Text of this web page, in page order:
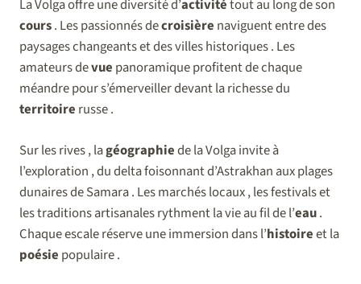
La Volga offre une diversité d’activitétout au long de son
cours. Les passionnés decroisière naviguent entre des
paysages changeants et des villes historiques . Les
amateurs devue panoramique profitent de chaque
méandre pour s’émerveiller devant la richesse du
territoire russe .
Sur les rives , lagéographiede la Volga invite à
l’exploration , du delta foisonnant d’Astrakhan aux plages
dunaires de Samara . Les marchés locaux , les festivals et
les traditions artisanales rythment la vie au fil de l’eau.
Chaque escale réserve une immersion dans l’histoireet la
poésie populaire .